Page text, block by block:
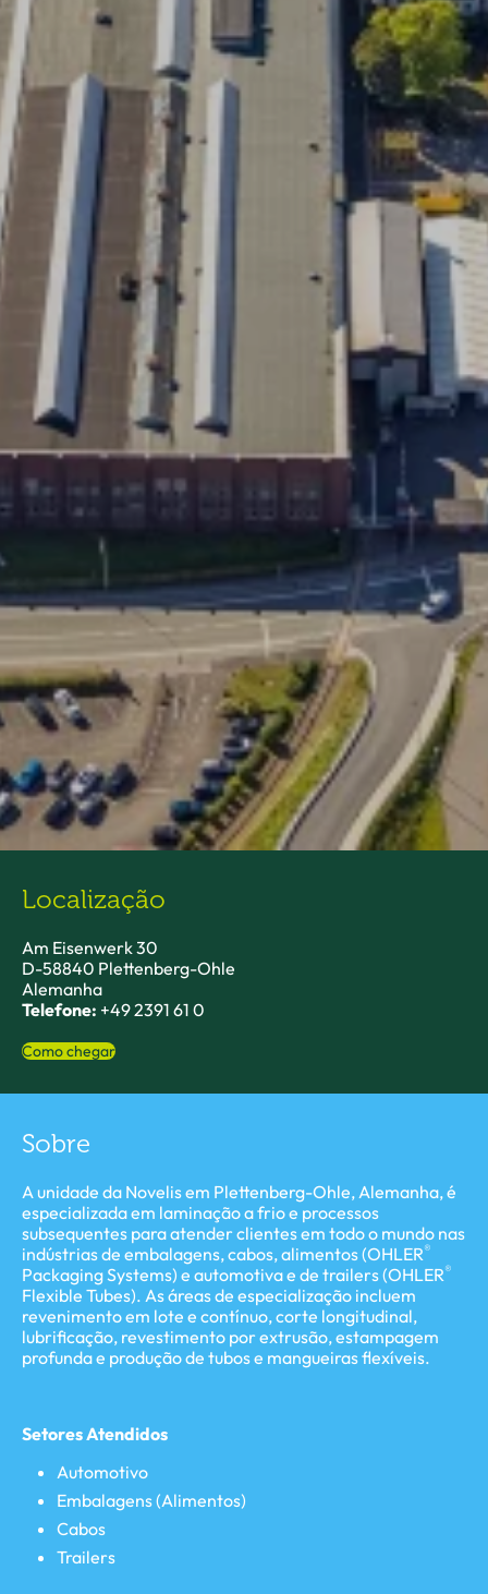
Localização
Am Eisenwerk 30
D-58840 Plettenberg-Ohle
Alemanha
Telefone: +49 2391 61 0
Como chegar
Sobre
A unidade da Novelis em Plettenberg-Ohle, Alemanha, é
especializada em laminação a frio e processos
subsequentes para atender clientes em todo o mundo nas
indústrias de embalagens, cabos, alimentos (OHLER®
Packaging Systems) e automotiva e de trailers (OHLER®
Flexible Tubes). As áreas de especialização incluem
revenimento em lote e contínuo, corte longitudinal,
lubrificação, revestimento por extrusão, estampagem
profunda e produção de tubos e mangueiras flexíveis.
Setores Atendidos
Automotivo
Embalagens (Alimentos)
Cabos
Trailers